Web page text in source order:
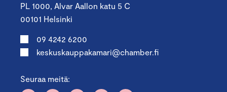
PL 1000, Alvar Aallon katu 5 C
00101 Helsinki
09 4242 6200
keskuskauppakamari@chamber.fi
Seuraa meitä: